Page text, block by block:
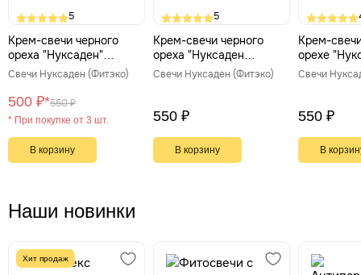
5
Крем-свечи черного
ореха "Нуксаден"
«МастоЭндоНорм» 10
штук Фитэко
Свечи Нуксаден (Фитэко)
500 ₽*550 ₽
* При покупке от 3 шт.
В корзину
5
Крем-свечи черного
ореха "Нуксаден
Женское здоровье" 10
Свечи Нуксаден (Фитэко)
550 ₽
В корзину
Крем-
орехе
лисичкой,
Свечи
550 ₽
В
Наши новинки
Хит продаж